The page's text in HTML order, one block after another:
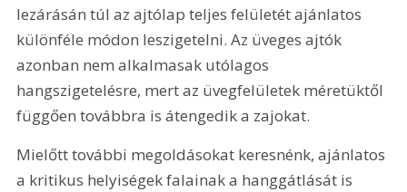
lezárásán túl az ajtólap teljes felületét ajánlatos
különféle módon leszigetelni. Az üveges ajtók
azonban nem alkalmasak utólagos
hangszigetelésre, mert az üvegfelületek méretüktől
függően továbbra is átengedik a zajokat.
Mielőtt további megoldásokat keresnénk, ajánlatos
a kritikus helyiségek falainak a hanggátlását is